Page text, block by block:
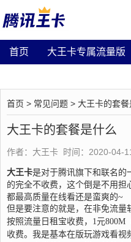
首页 大王卡专属流量版
首页 > 常见问题 > 大王卡的套餐
大王卡的套餐是什么
作者：大王卡 时间：2020-04-
大王卡是对于腾讯旗下和联名的
的完全不收费，这个倒是不用
都最高质量在线看还是蛮爽的~
但是要注意的就是，在非免流量
按照流量日租宝收费，1元800M
收费。我是基本在版玩游戏看视